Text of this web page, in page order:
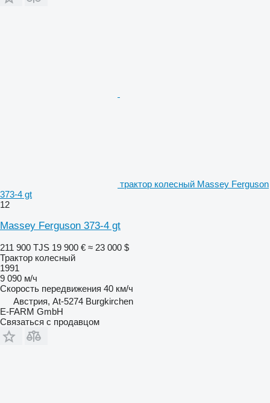
трактор колесный Massey Ferguson
373-4 gt
12
Massey Ferguson 373-4 gt
211 900 TJS 19 900 € ≈ 23 000 $
Трактор колесный
1991
9 090 м/ч
Скорость передвижения 40 км/ч
Австрия, At-5274 Burgkirchen
E-FARM GmbH
Связаться с продавцом